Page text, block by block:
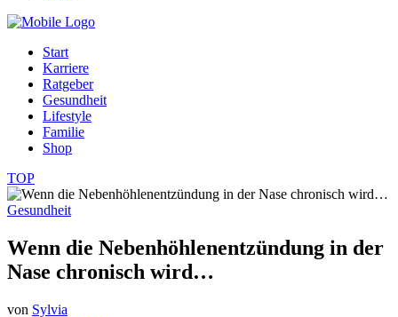
Start
Karriere
Ratgeber
Gesundheit
Lifestyle
Familie
Shop
TOP
Gesundheit
Wenn die Nebenhöhlenentzündung in der
Nase chronisch wird…
von Sylvia